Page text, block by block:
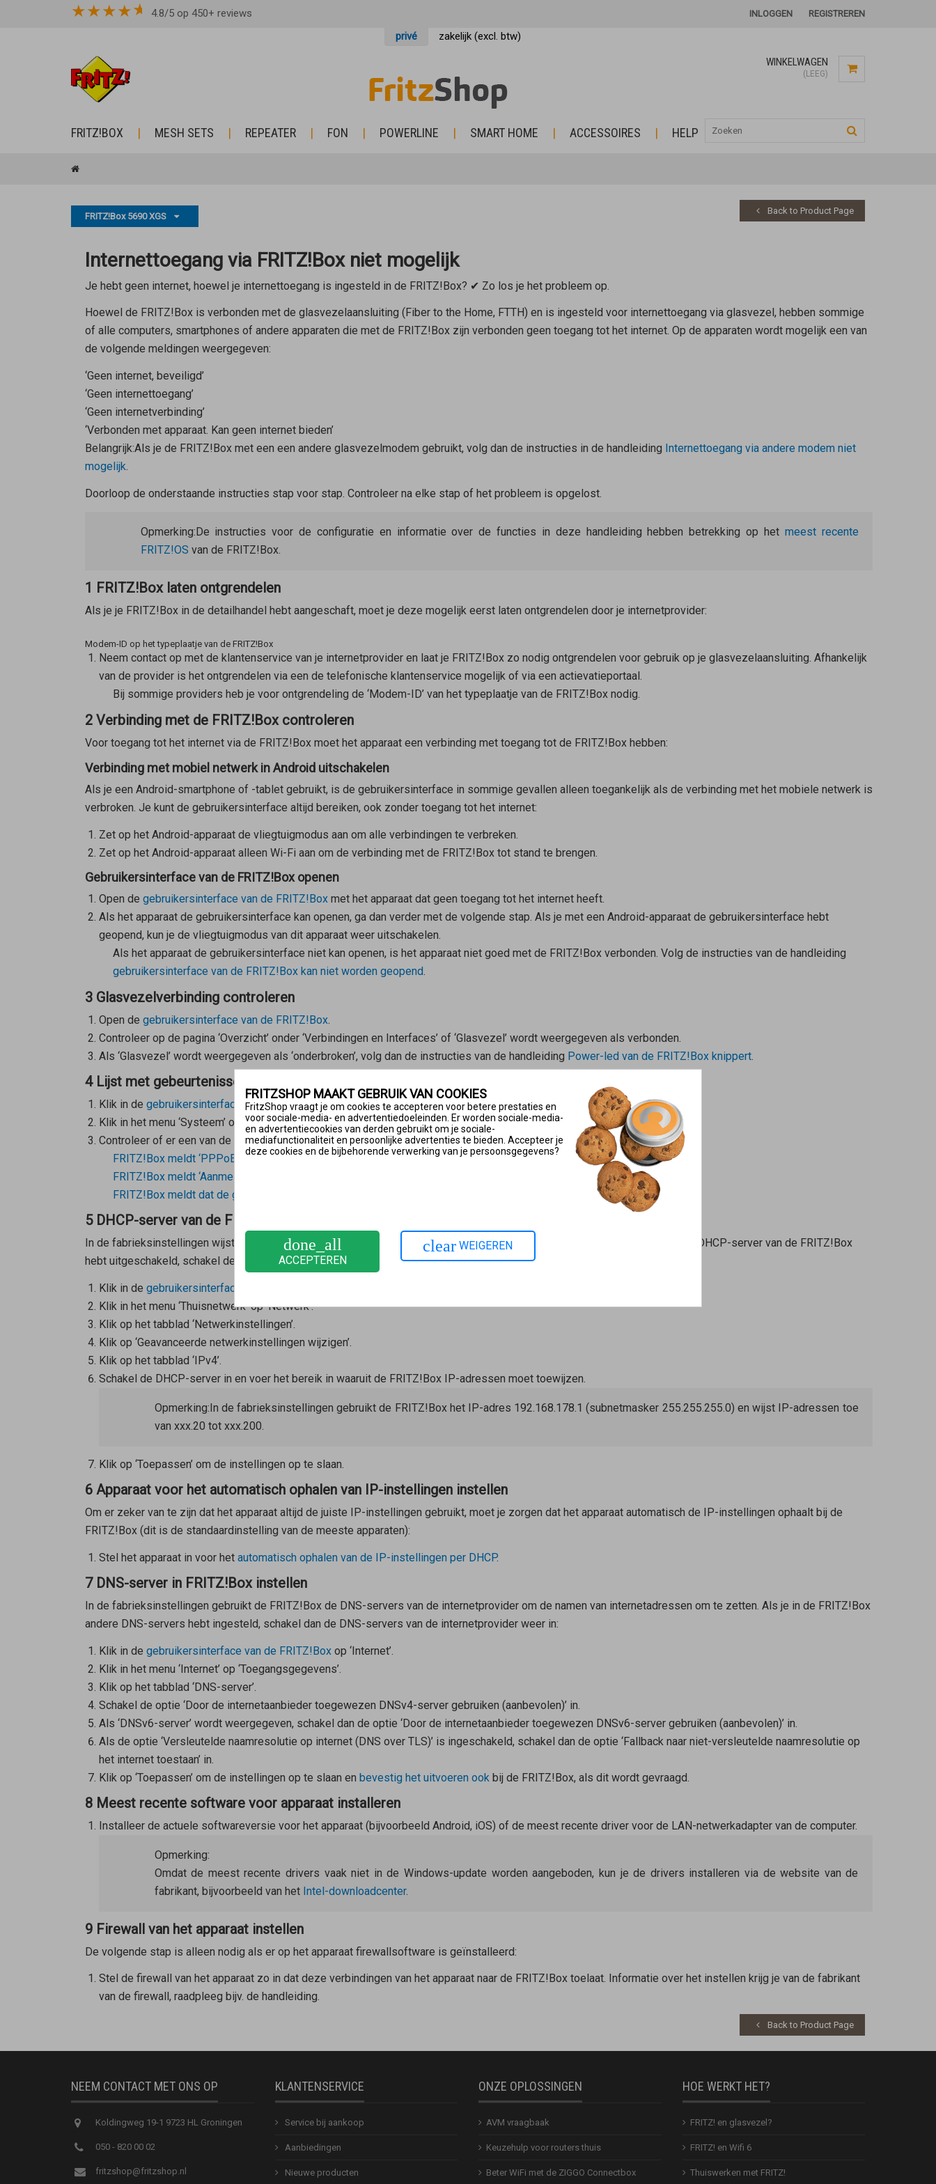
★★★★ 4.8/5 op 450+ reviews INLOGGEN REGISTREREN
privé zakelijk (excl. btw)
WINKELWAGEN
(LEEG)
FRITZ!BOX MESH SETS REPEATER FON POWERLINE SMART HOME ACCESSOIRES HELP
FRITZ!Box 5690 XGS
Back to Product Page
Internettoegang via FRITZ!Box niet mogelijk
Je hebt geen internet, hoewel je internettoegang is ingesteld in de FRITZ!Box? ✔ Zo los je het probleem op.
Hoewel de FRITZ!Box is verbonden met de glasvezelaansluiting (Fiber to the Home, FTTH) en is ingesteld voor internettoegang via glasvezel, hebben sommige
of alle computers, smartphones of andere apparaten die met de FRITZ!Box zijn verbonden geen toegang tot het internet. Op de apparaten wordt mogelijk een van
de volgende meldingen weergegeven:
‘Geen internet, beveiligd’
‘Geen internettoegang’
‘Geen internetverbinding’
‘Verbonden met apparaat. Kan geen internet bieden’
Belangrijk:Als je de FRITZ!Box met een een andere glasvezelmodem gebruikt, volg dan de instructies in de handleiding Internettoegang via andere modem niet
mogelijk.
Doorloop de onderstaande instructies stap voor stap. Controleer na elke stap of het probleem is opgelost.
Opmerking:De instructies voor de configuratie en informatie over de functies in deze handleiding hebben betrekking op het meest recente
FRITZ!OS van de FRITZ!Box.
1 FRITZ!Box laten ontgrendelen
Als je je FRITZ!Box in de detailhandel hebt aangeschaft, moet je deze mogelijk eerst laten ontgrendelen door je internetprovider:
Modem-ID op het typeplaatje van de FRITZ!Box
Neem contact op met de klantenservice van je internetprovider en laat je FRITZ!Box zo nodig ontgrendelen voor gebruik op je glasvezelaansluiting. Afhankelijk
van de provider is het ontgrendelen via een de telefonische klantenservice mogelijk of via een actievatieportaal.
Bij sommige providers heb je voor ontgrendeling de ‘Modem-ID’ van het typeplaatje van de FRITZ!Box nodig.
2 Verbinding met de FRITZ!Box controleren
Voor toegang tot het internet via de FRITZ!Box moet het apparaat een verbinding met toegang tot de FRITZ!Box hebben:
Verbinding met mobiel netwerk in Android uitschakelen
Als je een Android-smartphone of -tablet gebruikt, is de gebruikersinterface in sommige gevallen alleen toegankelijk als de verbinding met het mobiele netwerk is
verbroken. Je kunt de gebruikersinterface altijd bereiken, ook zonder toegang tot het internet:
Zet op het Android-apparaat de vliegtuigmodus aan om alle verbindingen te verbreken.
Zet op het Android-apparaat alleen Wi-Fi aan om de verbinding met de FRITZ!Box tot stand te brengen.
Gebruikersinterface van de FRITZ!Box openen
Open de gebruikersinterface van de FRITZ!Boxmet het apparaat dat geen toegang tot het internet heeft.
Als het apparaat de gebruikersinterface kan openen, ga dan verder met de volgende stap. Als je met een Android-apparaat de gebruikersinterface hebt
geopend, kun je de vliegtuigmodus van dit apparaat weer uitschakelen.
Als het apparaat de gebruikersinterface niet kan openen, is het apparaat niet goed met de FRITZ!Box verbonden. Volg de instructies van de handleiding
gebruikersinterface van de FRITZ!Box kan niet worden geopend.
3 Glasvezelverbinding controleren
Open de gebruikersinterface van de FRITZ!Box.
Controleer op de pagina ‘Overzicht’ onder ‘Verbindingen en Interfaces’ of ‘Glasvezel’ wordt weergegeven als verbonden.
Als ‘Glasvezel’ wordt weergegeven als ‘onderbroken’, volg dan de instructies van de handleiding Power-led van de FRITZ!Box knippert.
4 Lijst met gebeurtenissen van de FRITZ!Box controleren
Klik in de gebruikersinterface van de FRITZ!Boxop ‘Systeem’.
Klik in het menu ‘Systeem’ op ‘Gebeurtenissen’ en vervolgens op ‘Internetverbinding’.
Controleer of er een van de volgende foutmeldingen staat en volg de instructies van de daarbij passende handleiding:
FRITZ!Box meldt ‘PPPoE-fout’
FRITZ!Box meldt ‘Aanmelden bij de internetaanbieder is niet geslaagd’
FRITZ!Box meldt dat de glasvezelverbinding regelmatig wordt verbroken
5 DHCP-server van de FRITZ!Box inschakelen
In de fabrieksinstellingen wijst de FRITZ!Box per DHCP automatisch de juiste IP-instellingen toe aan alle apparaten. Als je de DHCP-server van de FRITZ!Box
hebt uitgeschakeld, schakel deze dan weer in:
Klik in de gebruikersinterface van de FRITZ!Box
Klik in het menu ‘Thuisnetwerk’ op ‘Netwerk’.
Klik op het tabblad ‘Netwerkinstellingen’.
Klik op ‘Geavanceerde netwerkinstellingen wijzigen’.
Klik op het tabblad ‘IPv4’.
Schakel de DHCP-server in en voer het bereik in waaruit de FRITZ!Box IP-adressen moet toewijzen.
Opmerking:In de fabrieksinstellingen gebruikt de FRITZ!Box het IP-adres 192.168.178.1 (subnetmasker 255.255.255.0) en wijst IP-adressen toe
van xxx.20 tot xxx.200.
Klik op ‘Toepassen’ om de instellingen op te slaan.
6 Apparaat voor het automatisch ophalen van IP-instellingen instellen
Om er zeker van te zijn dat het apparaat altijd de juiste IP-instellingen gebruikt, moet je zorgen dat het apparaat automatisch de IP-instellingen ophaalt bij de
FRITZ!Box (dit is de standaardinstelling van de meeste apparaten):
Stel het apparaat in voor het automatisch ophalen van de IP-instellingen per DHCP.
7 DNS-server in FRITZ!Box instellen
In de fabrieksinstellingen gebruikt de FRITZ!Box de DNS-servers van de internetprovider om de namen van internetadressen om te zetten. Als je in de FRITZ!Box
andere DNS-servers hebt ingesteld, schakel dan de DNS-servers van de internetprovider weer in:
Klik in de gebruikersinterface van de FRITZ!Boxop ‘Internet’.
Klik in het menu ‘Internet’ op ‘Toegangsgegevens’.
Klik op het tabblad ‘DNS-server’.
Schakel de optie ‘Door de internetaanbieder toegewezen DNSv4-server gebruiken (aanbevolen)’ in.
Als ‘DNSv6-server’ wordt weergegeven, schakel dan de optie ‘Door de internetaanbieder toegewezen DNSv6-server gebruiken (aanbevolen)’ in.
Als de optie ‘Versleutelde naamresolutie op internet (DNS over TLS)’ is ingeschakeld, schakel dan de optie ‘Fallback naar niet-versleutelde naamresolutie op
het internet toestaan’ in.
Klik op ‘Toepassen’ om de instellingen op te slaan en bevestig het uitvoeren ook bij de FRITZ!Box, als dit wordt gevraagd.
8 Meest recente software voor apparaat installeren
Installeer de actuele softwareversie voor het apparaat (bijvoorbeeld Android, iOS) of de meest recente driver voor de LAN-netwerkadapter van de computer.
Opmerking:
Omdat de meest recente drivers vaak niet in de Windows-update worden aangeboden, kun je de drivers installeren via de website van de
fabrikant, bijvoorbeeld van het Intel-downloadcenter.
9 Firewall van het apparaat instellen
De volgende stap is alleen nodig als er op het apparaat firewallsoftware is geïnstalleerd:
Stel de firewall van het apparaat zo in dat deze verbindingen van het apparaat naar de FRITZ!Box toelaat. Informatie over het instellen krijg je van de fabrikant
van de firewall, raadpleeg bijv. de handleiding.
Back to Product Page
NEEM CONTACT MET ONS OP
Koldingweg 19-1 9723 HL Groningen
050 - 820 00 02
fritzshop@fritzshop.nl
KLANTENSERVICE
Service bij aankoop
Aanbiedingen
Nieuwe producten
ONZE OPLOSSINGEN
AVM vraagbaak
Keuzehulp voor routers thuis
Beter WiFi met de ZIGGO Connectbox
HOE WERKT HET?
FRITZ! en glasvezel?
FRITZ! en Wifi 6
Thuiswerken met FRITZ!
FRITZSHOP MAAKT GEBRUIK VAN COOKIES
FritzShop vraagt je om cookies te accepteren voor betere prestaties en
voor sociale-media- en advertentiedoeleinden. Er worden sociale-media-
en advertentiecookies van derden gebruikt om je sociale-
mediafunctionaliteit en persoonlijke advertenties te bieden. Accepteer je
deze cookies en de bijbehorende verwerking van je persoonsgegevens?
done_all
ACCEPTEREN
clear WEIGEREN